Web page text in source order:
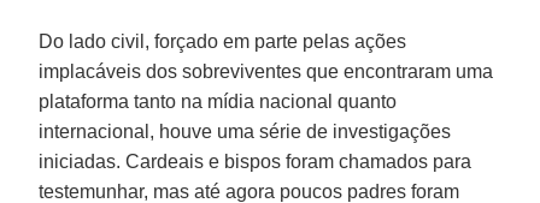
Do lado civil, forçado em parte pelas ações
implacáveis dos sobreviventes que encontraram uma
plataforma tanto na mídia nacional quanto
internacional, houve uma série de investigações
iniciadas. Cardeais e bispos foram chamados para
testemunhar, mas até agora poucos padres foram